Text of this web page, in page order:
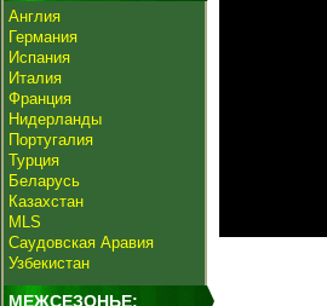
Англия
Германия
Испания
Италия
Франция
Нидерланды
Португалия
Турция
Беларусь
Казахстан
MLS
Саудовская Аравия
Узбекистан
МЕЖСЕЗОНЬЕ: